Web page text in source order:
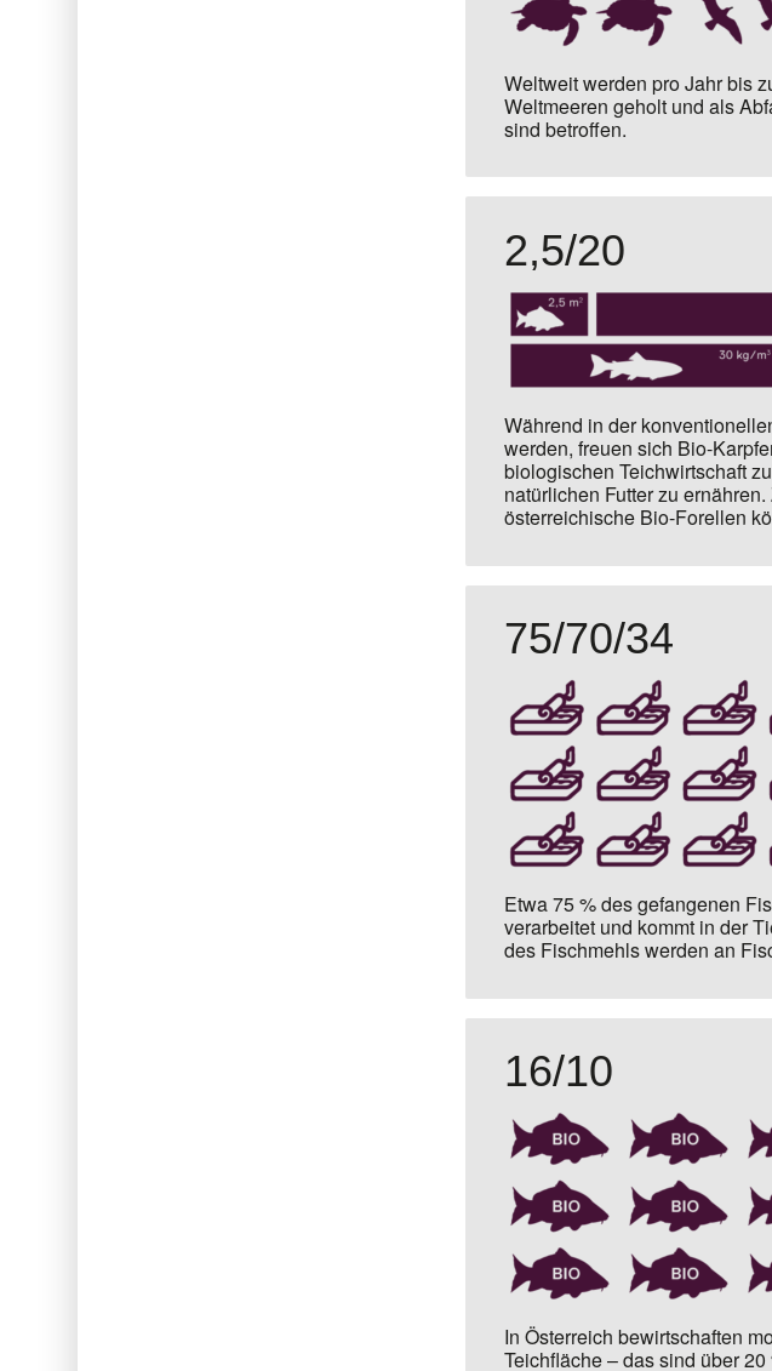
Weltweit werden pro Jahr bis
Weltmeeren geholt und als
sind betroffen.
2,5/20
Während in der
werden, freuen sich Bio-
biologischen Teichwirtschaft
natürlichen Futter zu
österreichische Bio-Forellen
75/70/34
Etwa 75 % des gefangenen
verarbeitet und kommt in der
des Fischmehlswerden an
16/10
In Österreich bewirtschaften
Teichfläche – das sind über